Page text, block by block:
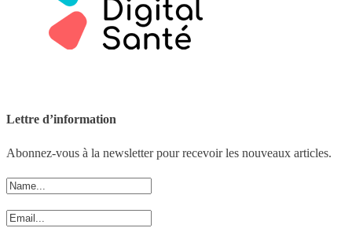
Lettre d’information
Abonnez-vous à la newsletter pour recevoir les nouveaux articles.